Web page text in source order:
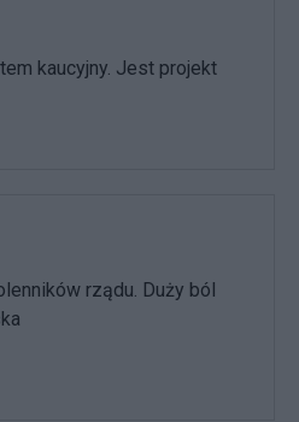
kaucyjny. Jest projekt
rządu. Duży ból